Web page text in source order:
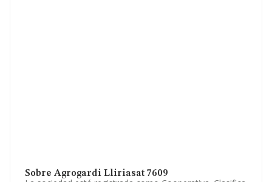
Sobre Agrogardi Lliriasat 7609